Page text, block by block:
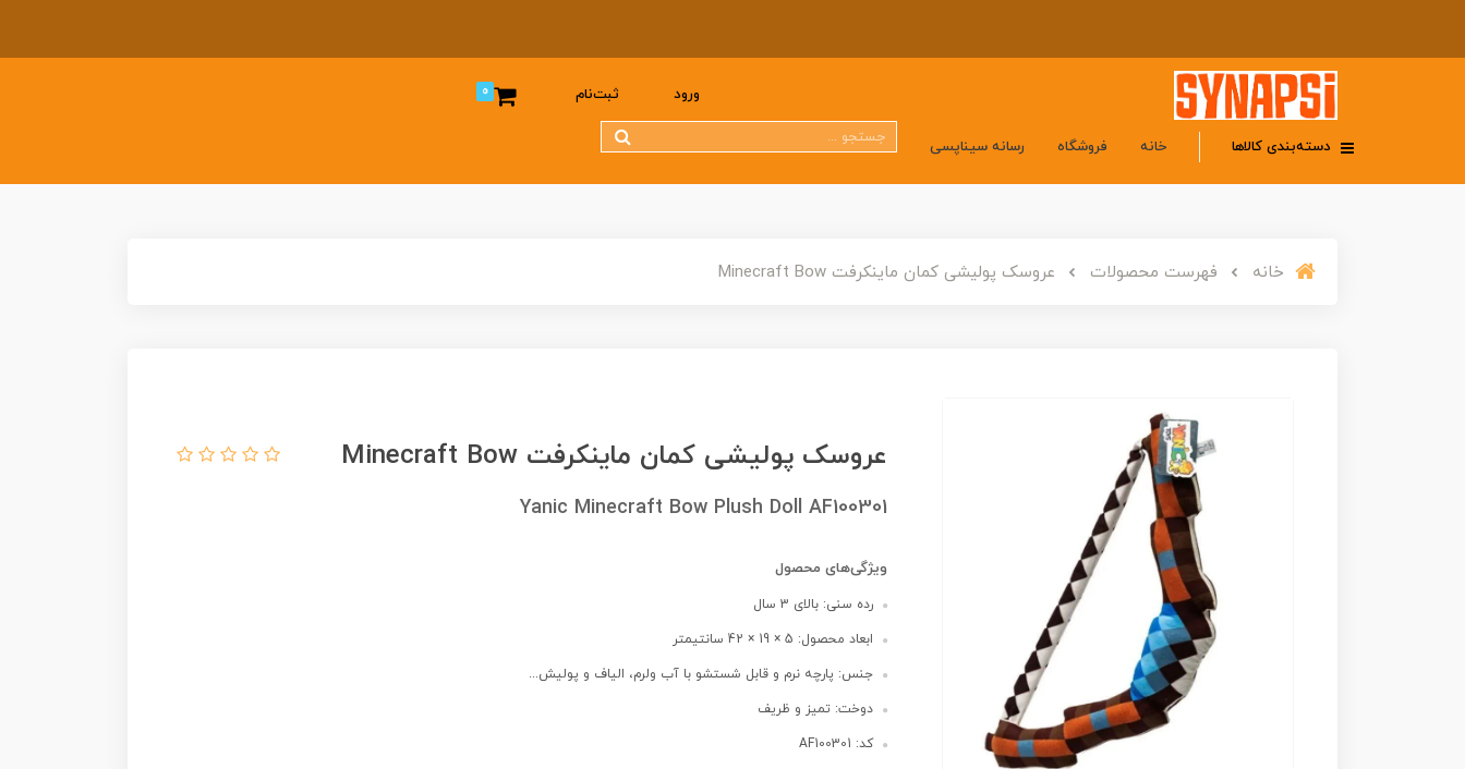
ورود ثبت‌نام 0
دسته‌بندی کالاها خانه فروشگاه رسانه سیناپسی
خانه فهرست محصولات عروسک پولیشی کمان ماینکرفت Minecraft Bow
عروسک پولیشی کمان ماینکرفت Minecraft Bow
Yanic Minecraft Bow Plush Doll AF100301
ویژگی‌های محصول
رده سنی: بالای 3 سال
ابعاد محصول: 5 × 19 × 42 سانتیمتر
جنس: پارچه نرم و قابل شستشو با آب ولرم، الیاف و پولیش...
دوخت: تمیز و ظریف
کد: AF100301